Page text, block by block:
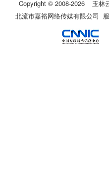
Copyright © 2008-2026
玉林
北流市嘉裕网络传媒有限公司